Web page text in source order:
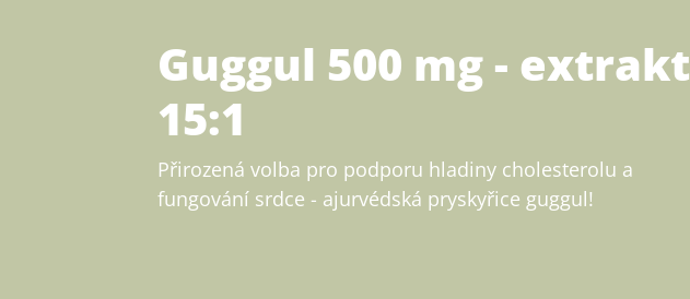
Guggul 500 mg - extrakt
15:1
Přirozená volba pro podporu hladiny cholesterolu a
fungování srdce - ajurvédská pryskyřice guggul!